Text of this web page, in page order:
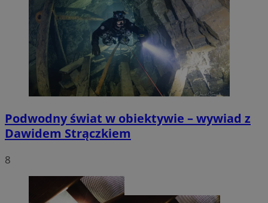
Podwodny świat w obiektywie – wywiad z
Dawidem Strączkiem
8